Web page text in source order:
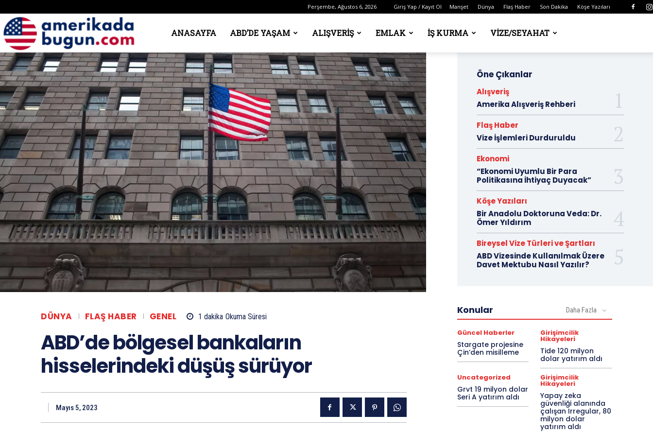
Perşembe, Ağustos 6, 2026 Giriş Yap / Kayıt Ol Manşet Dünya Flaş Haber Son Dakika Köşe Yazıları
Amerika’da
Bugün
ANASAYFA ABD’DE YAŞAM ALIŞVERIŞ EMLAK İŞ KURMA VIZE/SEYAHAT
DÜNYA FLAŞ HABER GENEL 1 dakika Okuma Süresi
ABD’de bölgesel bankaların
hisselerindeki düşüş sürüyor
Mayıs 5, 2023
Öne Çıkanlar
Alışveriş
Amerika Alışveriş Rehberi
Flaş Haber
Vize İşlemleri Durduruldu
Ekonomi
“Ekonomi Uyumlu Bir Para
Politikasına İhtiyaç Duyacak”
Köşe Yazıları
Bir Anadolu Doktoruna Veda: Dr.
Ömer Yıldırım
Bireysel Vize Türleri ve Şartları
ABD Vizesinde Kullanılmak Üzere
Davet Mektubu Nasıl Yazılır?
Konular Daha Fazla
Güncel Haberler
Stargate projesine
Çin’den misilleme
Girişimcilik
Hikayeleri
Tide 120 milyon
dolar yatırım aldı
Uncategorized
Grvt 19 milyon dolar
Seri A yatırım aldı
Girişimcilik
Hikayeleri
Yapay zeka
güvenliği alanında
çalışan Irregular, 80
milyon dolar
yatırım aldı